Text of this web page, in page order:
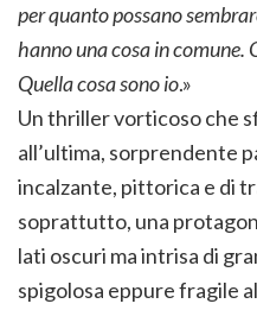
per quanto possano
hanno una cosa in comune.
Quella cosa sono io.»
Un thriller vorticoso che
all’ultima, sorprendente
incalzante, pittorica e di
soprattutto, una
lati oscuri ma intrisa di
spigolosa eppure fragile